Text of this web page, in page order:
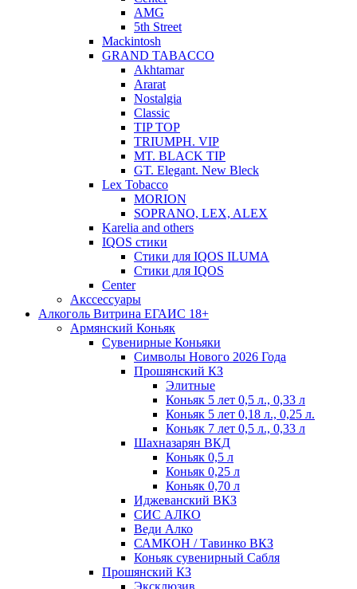
AMG
5th Street
Mackintosh
GRAND TABACCO
Akhtamar
Ararat
Nostalgia
Classic
TIP TOP
TRIUMPH. VIP
MT. BLACK TIP
GT. Elegant. New Bleck
Lex Tobacco
MORION
SOPRANO, LEX, ALEX
Karelia and others
IQOS стики
Стики для IQOS ILUMA
Стики для IQOS
Сenter
Акссессуары
Алкоголь Витрина ЕГАИС 18+
Армянский Коньяк
Сувенирные Коньяки
Символы Нового 2026 Года
Прошянский КЗ
Элитные
Коньяк 5 лет 0,5 л., 0,33 л
Коньяк 5 лет 0,18 л., 0,25 л.
Коньяк 7 лет 0,5 л., 0,33 л
Шахназарян ВКД
Коньяк 0,5 л
Коньяк 0,25 л
Коньяк 0,70 л
Иджеванский ВКЗ
СИС АЛКО
Веди Алко
САМКОН / Тавинко ВКЗ
Коньяк сувенирный Сабля
Прошянский КЗ
Эксклюзив